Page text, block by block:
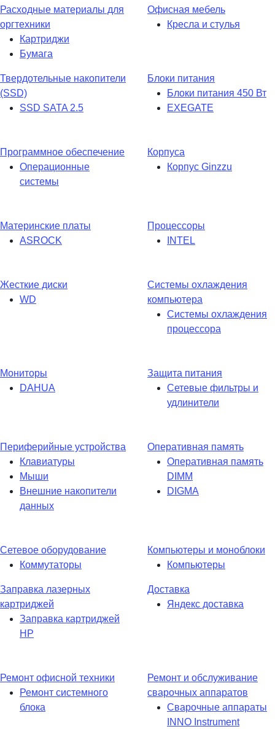
Расходные материалы для
оргтехники
Картриджи
Бумага
Офисная мебель
Кресла и стулья
Твердотельные накопители
(SSD)
SSD SATA 2.5
Блоки питания
Блоки питания 450 Вт
EXEGATE
Программное обеспечение
Операционные
системы
Корпуса
Корпус Ginzzu
Материнские платы
ASROCK
Процессоры
INTEL
Жесткие диски
WD
Системы охлаждения
компьютера
Системы охлаждения
процессора
Мониторы
DAHUA
Защита питания
Сетевые фильтры и
удлинители
Периферийные устройства
Клавиатуры
Мыши
Внешние накопители
данных
Оперативная память
Оперативная память
DIMM
DIGMA
Сетевое оборудование
Коммутаторы
Компьютеры и моноблоки
Компьютеры
Заправка лазерных
картриджей
Заправка картриджей
HP
Доставка
Яндекс доставка
Ремонт офисной техники
Ремонт системного
блока
Ремонт и обслуживание
сварочных аппаратов
Сварочные аппараты
INNO Instrument